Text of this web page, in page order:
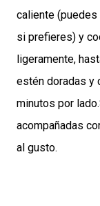
caliente (puedes
si prefieres) y
ligeramente,
estén doradas y
minutos por
acompañadas
al gusto.